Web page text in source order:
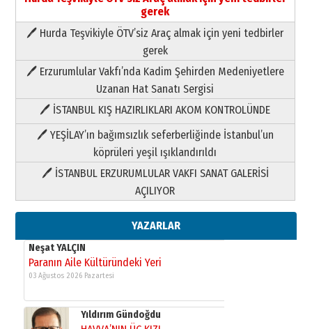
gerek
🖊 Hurda Teşvikiyle ÖTV’siz Araç almak için yeni tedbirler
gerek
🖊 Erzurumlular Vakfı’nda Kadim Şehirden Medeniyetlere
Uzanan Hat Sanatı Sergisi
🖊 İSTANBUL KIŞ HAZIRLIKLARI AKOM KONTROLÜNDE
🖊 YEŞİLAY’ın bağımsızlık seferberliğinde İstanbul’un
köprüleri yeşil ışıklandırıldı
🖊 İSTANBUL ERZURUMLULAR VAKFI SANAT GALERİSİ
AÇILIYOR
YAZARLAR
Paranın Aile Kültüründeki Yeri
03 Ağustos 2026 Pazartesi
Yıldırım Gündoğdu
HAVVA’NIN ÜÇ KIZI
09 Temmuz 2026 Perşembe
Yusuf POLAT
Şampiyonluk Sebahattin Şirin’e
yazar
11 Mayıs 2026 Pazartesi
Neşat YALÇIN
Paranın Aile Kültüründeki Yeri
03 Ağustos 2026 Pazartesi
Yıldırım Gündoğdu